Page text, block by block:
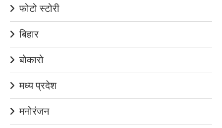
फोटो स्टोरी
बिहार
बोकारो
मध्य प्रदेश
मनोरंजन